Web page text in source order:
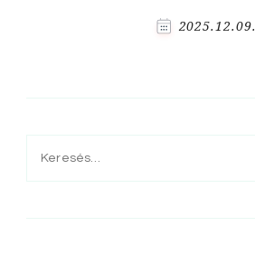
2025.12.09.
Keresés: